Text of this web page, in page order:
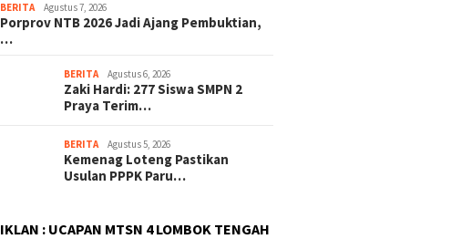
BERITA Agustus 7, 2026
Porprov NTB 2026 Jadi Ajang Pembuktian,
…
BERITA Agustus 6, 2026
Zaki Hardi: 277 Siswa SMPN 2
Praya Terim…
BERITA Agustus 5, 2026
Kemenag Loteng Pastikan
Usulan PPPK Paru…
IKLAN : UCAPAN MTSN 4 LOMBOK TENGAH